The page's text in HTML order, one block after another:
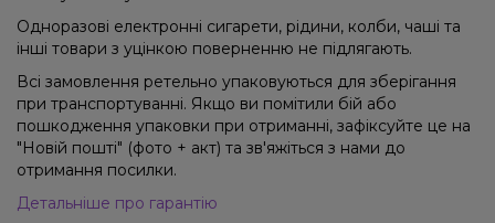
Одноразові електронні сигарети, рідини, колби, чаші та
інші товари з уцінкою поверненню не підлягають.
Всі замовлення ретельно упаковуються для зберігання
при транспортуванні. Якщо ви помітили бій або
пошкодження упаковки при отриманні, зафіксуйте це на
"Новій пошті" (фото + акт) та зв'яжіться з нами до
отримання посилки.
Детальніше про гарантію